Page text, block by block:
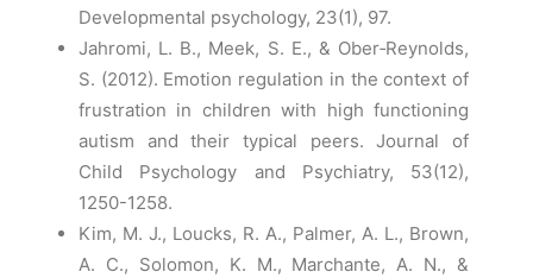
Developmental psychology, 23(1), 97.
Jahromi, L. B., Meek, S. E., & Ober‐Reynolds,
S. (2012). Emotion regulation in the context of
frustration in children with high functioning
autism and their typical peers. Journal of
Child Psychology and Psychiatry, 53(12),
1250-1258.
Kim, M. J., Loucks, R. A., Palmer, A. L., Brown,
A. C., Solomon, K. M., Marchante, A. N., &